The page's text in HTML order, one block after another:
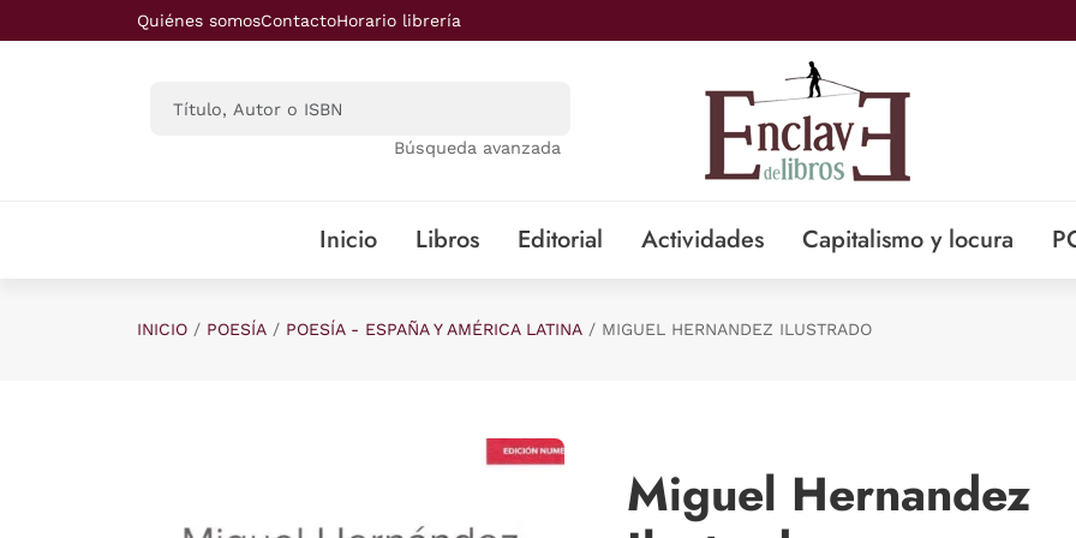
Saltar al contenido principal
Quiénes somosContactoHorario librería
Búsqueda avanzada
Inicio Libros Editorial Actividades Capitalismo y locura
INICIO POESÍA POESÍA - ESPAÑA Y AMÉRICA LATINA MIGUEL HERNANDEZ ILUSTRADO
Miguel Hernandez